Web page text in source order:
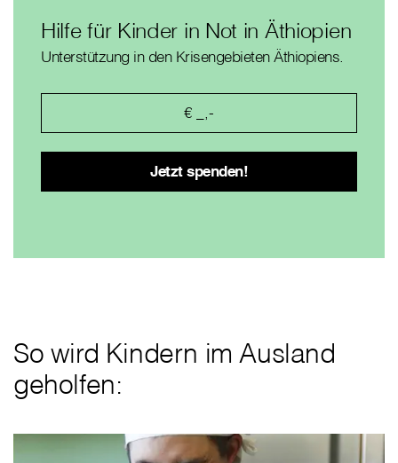
Hilfe für Kinder in Not in Äthiopien
Unterstützung in den Krisengebieten Äthiopiens.
So wird Kindern im Ausland
geholfen: